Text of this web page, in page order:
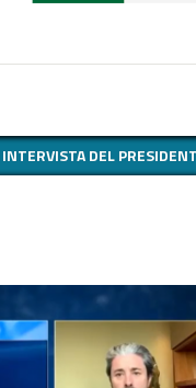
INTERVISTA DEL